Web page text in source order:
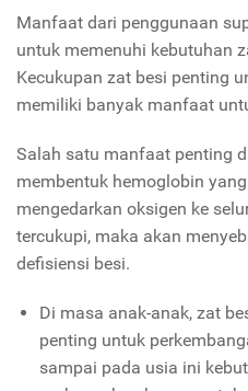
Manfaat dari penggunaan
untuk memenuhi kebutuhan
Kecukupan zat besi penting
memiliki banyak manfaat
Salah satu manfaat penting
membentuk hemoglobin
mengedarkan oksigen ke
tercukupi, maka akan
defisiensi besi.
Di masa anak-anak, zat
penting untuk
sampai pada usia ini